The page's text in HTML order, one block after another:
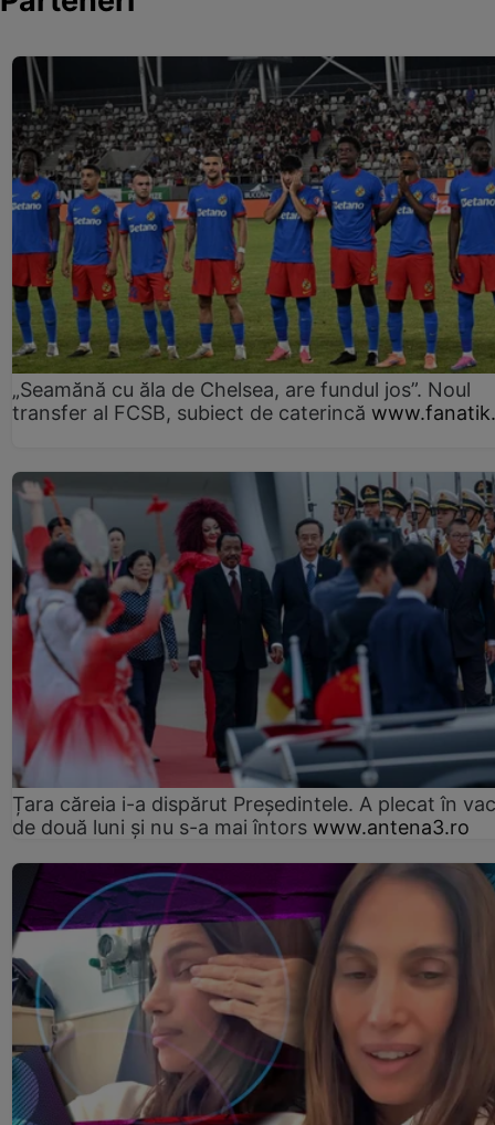
„Seamănă cu ăla de Chelsea, are fundul jos”. Noul
transfer al FCSB, subiect de caterincă
Țara căreia i-a dispărut Președintele. A plecat în
de două luni și nu s-a mai întors www.antena3.ro